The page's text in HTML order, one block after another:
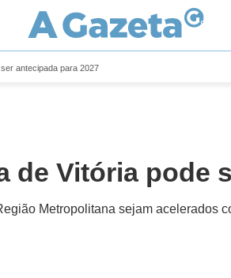
antecipada para 2027
de Vitória pode
Metropolitana sejam acelerados